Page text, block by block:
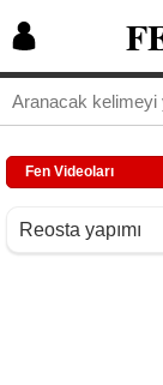
Fen Videoları
Reosta yapımı